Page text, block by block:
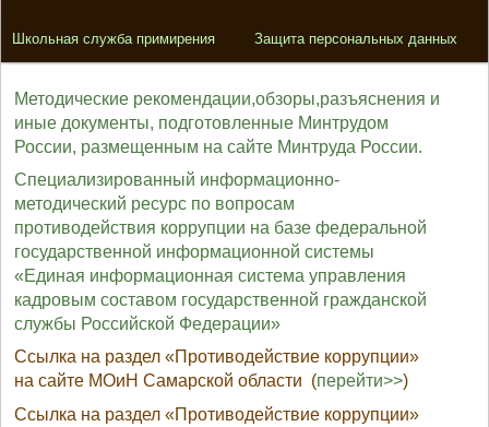
Школьная служба примирения Защита персональных данных
Методические рекомендации,обзоры,разъяснения и
иные документы, подготовленные Минтрудом
России, размещенным на сайте Минтруда России.
Специализированный информационно-
методический ресурс по вопросам
противодействия коррупции на базе федеральной
государственной информационной системы
«Единая информационная система управления
кадровым составом государственной гражданской
службы Российской Федерации»
Ссылка на раздел «Противодействие коррупции»
на сайте МОиН Самарской области (перейти>>)
Ссылка на раздел «Противодействие коррупции»